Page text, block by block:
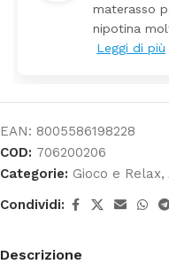
materasso
nipotina
Leggi di più
EAN: 8005586198228
COD: 706200206
Categorie: Gioco e Relax,
Condividi:
Descrizione